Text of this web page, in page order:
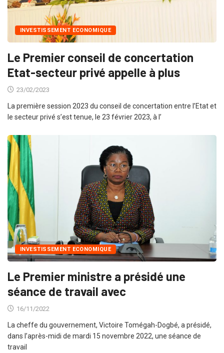
INVESTISSEMENT ECONOMIQUE
Le Premier conseil de concertation
Etat-secteur privé appelle à plus
23/02/2023
La première session 2023 du conseil de concertation entre l’Etat et
le secteur privé s’est tenue, le 23 février 2023, à l’
INVESTISSEMENT ECONOMIQUE
Le Premier ministre a présidé une
séance de travail avec
16/11/2022
La cheffe du gouvernement, Victoire Tomégah-Dogbé, a présidé,
dans l’après-midi de mardi 15 novembre 2022, une séance de
travail